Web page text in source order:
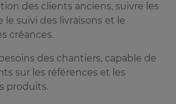
des clients anciens, suivre les
le suivi des livraisons et le
créances.
des chantiers, capable de
sur les références et les
produits.